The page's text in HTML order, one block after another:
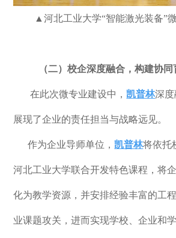
▲ 河北工业大学“智能激光装备”
（二） 校企深度融合，构建协同
在此次微专业建设中， 凯普林深度
展现了企业的责任担当与战略远见。‌
作为企业导师单位， 凯普林将依托
河北工业大学联合开发特色课程，将
化为教学资源，并安排经验丰富的工
业课题攻关，进而实现学校、企业和